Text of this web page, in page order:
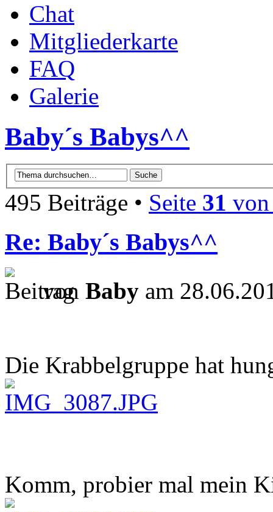
Chat
Mitgliederkarte
FAQ
Galerie
Baby´s Babys^^
495 Beiträge • Seite 31
Re: Baby´s Babys^^
von Baby am
Die Krabbelgruppe hat
Komm, probier mal mein